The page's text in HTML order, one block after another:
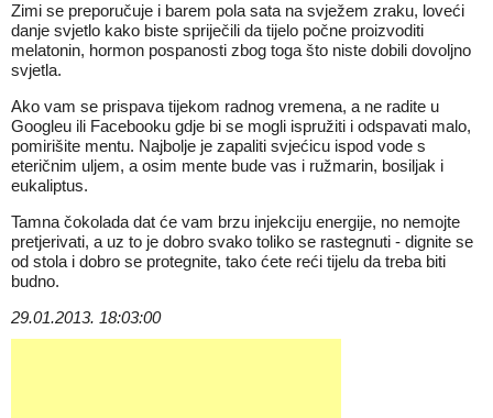
Zimi se preporučuje i barem pola sata na svježem zraku, loveći
danje svjetlo kako biste spriječili da tijelo počne proizvoditi
melatonin, hormon pospanosti zbog toga što niste dobili dovoljno
svjetla.
Ako vam se prispava tijekom radnog vremena, a ne radite u
Googleu ili Facebooku gdje bi se mogli ispružiti i odspavati malo,
pomirišite mentu. Najbolje je zapaliti svjećicu ispod vode s
eteričnim uljem, a osim mente bude vas i ružmarin, bosiljak i
eukaliptus.
Tamna čokolada dat će vam brzu injekciju energije, no nemojte
pretjerivati, a uz to je dobro svako toliko se rastegnuti - dignite se
od stola i dobro se protegnite, tako ćete reći tijelu da treba biti
budno.
29.01.2013. 18:03:00